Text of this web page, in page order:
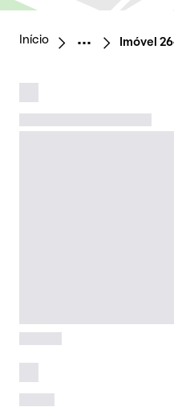
Início Imóvel